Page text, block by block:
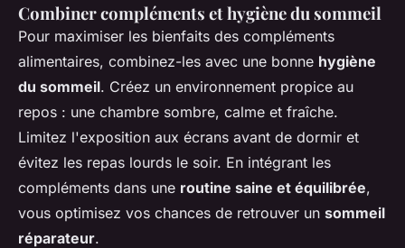
Combiner compléments et hygiène du sommeil
Pour maximiser les bienfaits des compléments
alimentaires, combinez-les avec une bonne hygiène
du sommeil. Créez un environnement propice au
repos : une chambre sombre, calme et fraîche.
Limitez l'exposition aux écrans avant de dormir et
évitez les repas lourds le soir. En intégrant les
compléments dans une routine saine et équilibrée,
vous optimisez vos chances de retrouver un sommeil
réparateur.